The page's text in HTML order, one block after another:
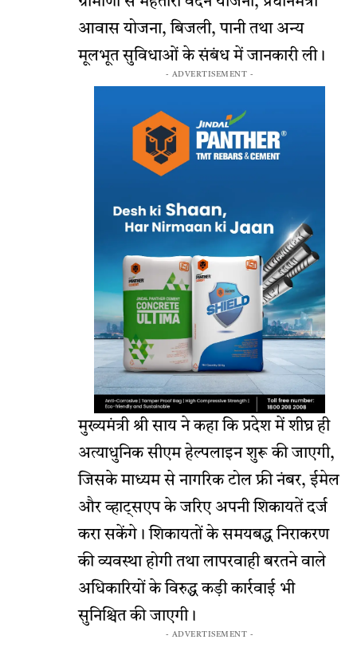
आवास योजना, बिजली, पानी तथा अन्य
मूलभूत सुविधाओं के संबंध में जानकारी ली।
- ADVERTISEMENT -
मुख्यमंत्री श्री साय ने कहा कि प्रदेश में शीघ्र ही
अत्याधुनिक सीएम हेल्पलाइन शुरू की जाएगी,
जिसके माध्यम से नागरिक टोल फ्री नंबर, ईमेल
और व्हाट्सएप के जरिए अपनी शिकायतें दर्ज
करा सकेंगे। शिकायतों के समयबद्ध निराकरण
की व्यवस्था होगी तथा लापरवाही बरतने वाले
अधिकारियों के विरुद्ध कड़ी कार्रवाई भी
सुनिश्चित की जाएगी।
- ADVERTISEMENT -